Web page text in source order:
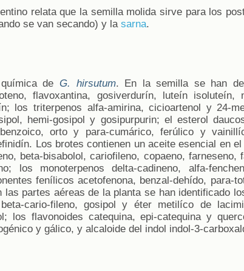
relata que la semilla molida sirve para los
se van secando) y la sarna.
de G. hirsutum. En la semilla se han
flavoxantina, gosiverdurín, luteín isoluteín,
los triterpenos alfa-amirina, cicioartenol y 24-
hemi-gosipol y gosipurpurin; el esterol
orto y para-cumárico, ferúlico y
Los brotes contienen un aceite esencial en
beta-bisabolol, cariofileno, copaeno, farneseno,
los monoterpenos delta-cadineno, alfa-
fenílicos acetofenona, benzal-dehído, para-
partes aéreas de la planta se han identificado
beta-cario-fileno, gosipol y éter metilíco de
los flavonoides catequina, epi-catequina y
y gálico, y alcaloide del indol indol-3-